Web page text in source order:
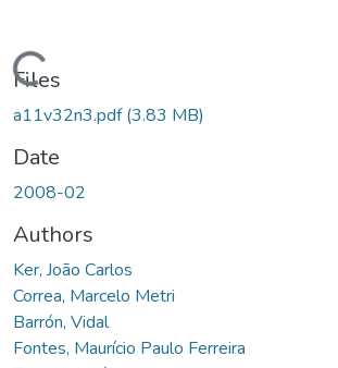
Files
a11v32n3.pdf(3.83 MB)
Date
2008-02
Authors
Ker, João Carlos
Correa, Marcelo Metri
Barrón, Vidal
Fontes, Maurício Paulo Ferreira